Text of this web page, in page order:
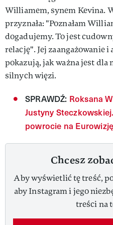
Williamem, synem Kevina.
przyznała: "Poznałam
dogadujemy. To jest
relację". Jej zaangażowanie i
pokazują, jak ważna jest dla
silnych więzi.
SPRAWDŹ: Roksana
Justyny
powrocie na
Chcesz
Aby wyświetlić tę treść,
aby Instagram i jego
treści na